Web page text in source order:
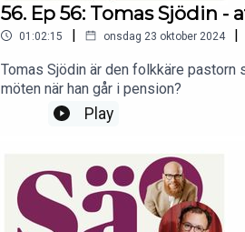
56. Ep 56: Tomas Sjödin
01:02:15 | onsdag 23 oktober 2024 |
Tomas Sjödin är den folkkäre pastorn
möten när han går i pension?
Play